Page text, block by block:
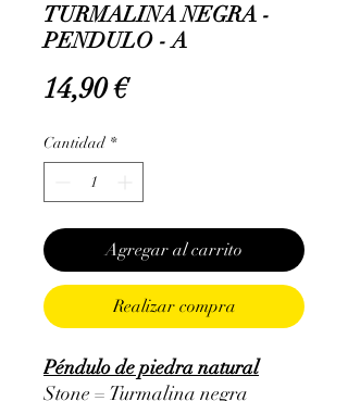
TURMALINA NEGRA -
PENDULO - A
14,90 €Precio
Cantidad *
Agregar al carrito
Realizar compra
Péndulo de piedra natural
Stone = Turmalina negra